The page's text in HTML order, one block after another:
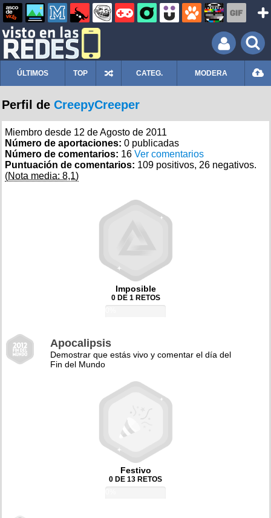
ÚLTIMOS TOP CATEG. MODERA
Perfil de CreepyCreeper
Miembro desde 12 de Agosto de 2011
Número de aportaciones: 0 publicadas
Número de comentarios: 16 Ver comentarios
Puntuación de comentarios: 109 positivos, 26 negativos.
(Nota media: 8,1)
Imposible
0 DE 1 RETOS
Apocalipsis
Demostrar que estás vivo y comentar el día del
Fin del Mundo
Festivo
0 DE 13 RETOS